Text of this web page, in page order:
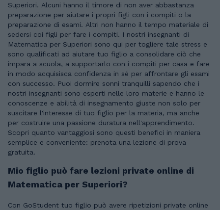
Superiori. Alcuni hanno il timore di non aver abbastanza
preparazione per aiutare i propri figli con i compiti o la
preparazione di esami. Altri non hanno il tempo materiale di
sedersi coi figli per fare i compiti. I nostri insegnanti di
Matematica per Superiori sono qui per togliere tale stress e
sono qualificati ad aiutare tuo figlio a consolidare ciò che
impara a scuola, a supportarlo con i compiti per casa e fare
in modo acquisisca confidenza in sé per affrontare gli esami
con successo. Puoi dormire sonni tranquilli sapendo che i
nostri insegnanti sono esperti nelle loro materie e hanno le
conoscenze e abilità di insegnamento giuste non solo per
suscitare l'interesse di tuo figlio per la materia, ma anche
per costruire una passione duratura nell'apprendimento.
Scopri quanto vantaggiosi sono questi benefici in maniera
semplice e conveniente: prenota una lezione di prova
gratuita.
Mio figlio può fare lezioni private online di
Matematica per Superiori?
Con GoStudent tuo figlio può avere ripetizioni private online